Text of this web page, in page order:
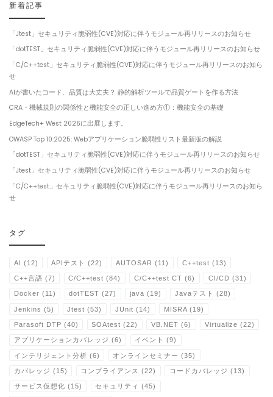
新着記事
「Jtest」セキュリティ脆弱性(CVE)対応に伴うモジュール再リリースのお知らせ
「dotTEST」セキュリティ脆弱性(CVE)対応に伴うモジュール再リリースのお知らせ
「C/C++test」セキュリティ脆弱性(CVE)対応に伴うモジュール再リリースのお知ら
せ
AIが書いたコード、品質は大丈夫？ 静的解析ツールで品質ゲートを作る方法
CRA・機械規則の関係性と機能安全の正しい進め方①：機能安全の基礎
EdgeTech+ West 2026に出展します。
OWASP Top 10:2025: Webアプリケーション脆弱性リスト最新版の解説
「dotTEST」セキュリティ脆弱性(CVE)対応に伴うモジュール再リリースのお知らせ
「Jtest」セキュリティ脆弱性(CVE)対応に伴うモジュール再リリースのお知らせ
「C/C++test」セキュリティ脆弱性(CVE)対応に伴うモジュール再リリースのお知ら
せ
タグ
AI (12) APIテスト (22) AUTOSAR (11) C++test (13)
C++言語 (7) C/C++test (84) C/C++test CT (6) CI/CD (31)
Docker (11) dotTEST (27) java (19) Javaテスト (28)
Jenkins (5) Jtest (53) JUnit (14) MISRA(19)
Parasoft DTP (40) SOAtest (22) VB.NET (6) Virtualize (22)
アプリケーションカバレッジ (6) イベント (9)
インテリジェント分析 (6) オンラインセミナー (35)
カバレッジ (15) コンプライアンス (22) コードカバレッジ (13)
サービス仮想化 (15) セキュリティ (45)